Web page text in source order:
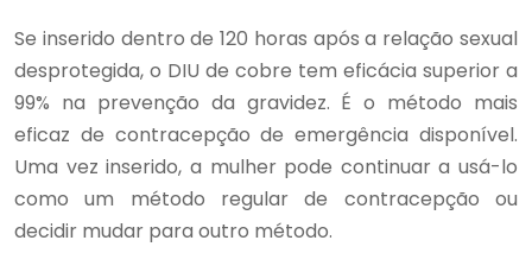
Se inserido dentro de 120 horas após a relação sexual
desprotegida, o DIU de cobre tem eficácia superior a
99% na prevenção da gravidez. É o método mais
eficaz de contracepção de emergência disponível.
Uma vez inserido, a mulher pode continuar a usá-lo
como um método regular de contracepção ou
decidir mudar para outro método.